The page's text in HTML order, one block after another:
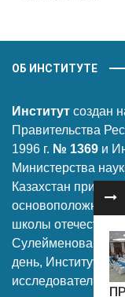
ОБ ИНСТИТУТЕ
Институт создан
Правительства
1996 г. № 1369 и
Министерства
Казахстан
основоположника
школы
Сулейменова
день, Институт